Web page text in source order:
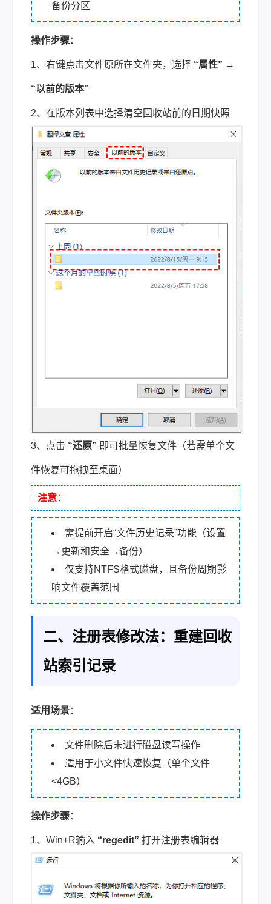
备份分区
操作步骤：
1、右键点击文件原所在文件夹，选择 “属性” →
“以前的版本”
2、在版本列表中选择清空回收站前的日期快照
3、点击 “还原” 即可批量恢复文件（若需单个文
件恢复可拖拽至桌面）
注意：
需提前开启“文件历史记录”功能（设置
→更新和安全→备份）
仅支持NTFS格式磁盘，且备份周期影
响文件覆盖范围
二、注册表修改法：重建回收
站索引记录
适用场景：
文件删除后未进行磁盘读写操作
适用于小文件快速恢复（单个文件
<4GB）
操作步骤：
1、Win+R输入 “regedit” 打开注册表编辑器